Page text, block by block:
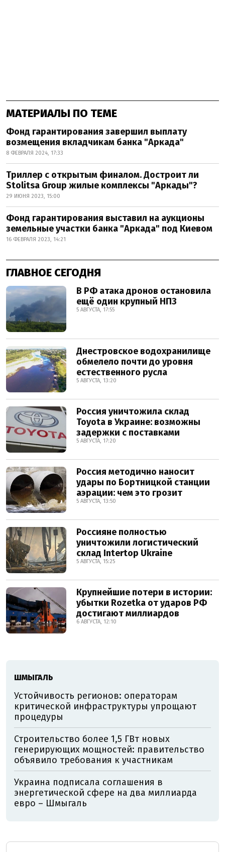
МАТЕРИАЛЫ ПО ТЕМЕ
Фонд гарантирования завершил выплату
возмещения вкладчикам банка "Аркада"
8 ФЕВРАЛЯ 2024, 17:33
Триллер с открытым финалом. Достроит ли
Stolitsa Group жилые комплексы "Аркады"?
29 ИЮНЯ 2023, 15:00
Фонд гарантирования выставил на аукционы
земельные участки банка "Аркада" под Киевом
16 ФЕВРАЛЯ 2023, 14:21
ГЛАВНОЕ СЕГОДНЯ
В РФ атака дронов остановила
ещё один крупный НПЗ
5 АВГУСТА, 17:55
Днестровское водохранилище
обмелело почти до уровня
естественного русла
5 АВГУСТА, 13:20
Россия уничтожила склад
Toyota в Украине: возможны
задержки с поставками
5 АВГУСТА, 17:20
Россия методично наносит
удары по Бортницкой станции
аэрации: чем это грозит
5 АВГУСТА, 13:50
Россияне полностью
уничтожили логистический
склад Intertop Ukraine
5 АВГУСТА, 15:25
Крупнейшие потери в истории:
убытки Rozetka от ударов РФ
достигают миллиардов
6 АВГУСТА, 12:10
ШМЫГАЛЬ
Устойчивость регионов: операторам
критической инфраструктуры упрощают
процедуры
Строительство более 1,5 ГВт новых
генерирующих мощностей: правительство
объявило требования к участникам
Украина подписала соглашения в
энергетической сфере на два миллиарда
евро – Шмыгаль